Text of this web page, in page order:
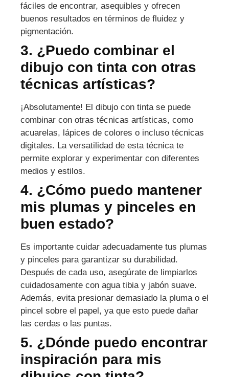
fáciles de encontrar, asequibles y ofrecen
buenos resultados en términos de fluidez y
pigmentación.
3. ¿Puedo combinar el
dibujo con tinta con otras
técnicas artísticas?
¡Absolutamente! El dibujo con tinta se puede
combinar con otras técnicas artísticas, como
acuarelas, lápices de colores o incluso técnicas
digitales. La versatilidad de esta técnica te
permite explorar y experimentar con diferentes
medios y estilos.
4. ¿Cómo puedo mantener
mis plumas y pinceles en
buen estado?
Es importante cuidar adecuadamente tus plumas
y pinceles para garantizar su durabilidad.
Después de cada uso, asegúrate de limpiarlos
cuidadosamente con agua tibia y jabón suave.
Además, evita presionar demasiado la pluma o el
pincel sobre el papel, ya que esto puede dañar
las cerdas o las puntas.
5. ¿Dónde puedo encontrar
inspiración para mis